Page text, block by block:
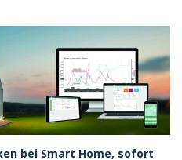
bei Smart Home, sofort